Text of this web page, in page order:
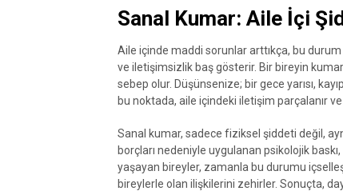
Sanal Kumar: Aile İçi
Aile içinde maddi sorunlar arttıkça, bu
ve iletişimsizlik baş gösterir. Bir bireyin kumar
sebep olur. Düşünsenize; bir gece yarısı,
bu noktada, aile içindeki iletişim parçalanır
Sanal kumar, sadece fiziksel şiddeti değil,
borçları nedeniyle uygulanan psikolojik
yaşayan bireyler, zamanla bu durumu
bireylerle olan ilişkilerini zehirler. Sonuçta,